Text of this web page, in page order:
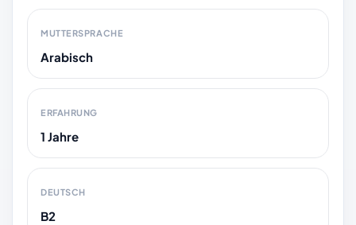
MUTTERSPRACHE
Arabisch
ERFAHRUNG
1 Jahre
DEUTSCH
B2